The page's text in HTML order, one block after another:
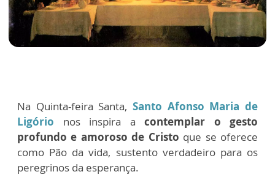
Na Quinta-feira Santa, Santo Afonso Maria de
Ligório nos inspira a contemplar o gesto
profundo e amoroso de Cristo que se oferece
como Pão da vida, sustento verdadeiro para os
peregrinos da esperança.